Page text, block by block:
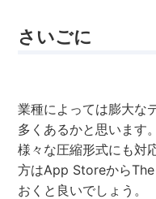
さいごに
業種によっては膨大な
多くあるかと思います。
様々な圧縮形式にも対
方はApp Storeから
おくと良いでしょう。